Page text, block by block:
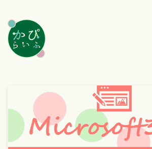
MENU
カテゴリ一覧
このサイトについて